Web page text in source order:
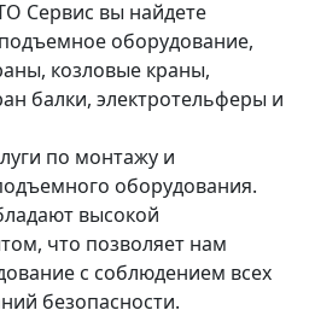
Сервис вы найдете
оборудование,
козловые краны,
балки, электротельферы и
по монтажу и
оборудования.
высокой
что позволяет нам
с соблюдением всех
безопасности.